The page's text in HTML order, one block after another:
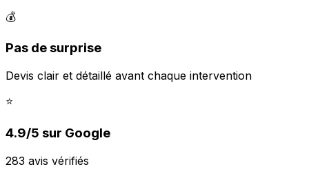
💰
Pas de surprise
Devis clair et détaillé avant chaque intervention
⭐
4.9/5 sur Google
283 avis vérifiés